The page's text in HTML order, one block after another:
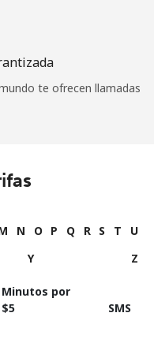
te ofrecen llamadas
N O P Q R S T
U
Y Z
Minutos por
⁦$5⁩
SMS